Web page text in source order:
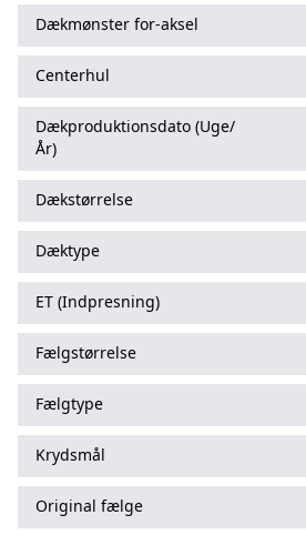
Dækmønster for-aksel
Centerhul
Dækproduktionsdato (Uge/
År)
Dækstørrelse
Dæktype
ET (Indpresning)
Fælgstørrelse
Fælgtype
Krydsmål
Original fælge